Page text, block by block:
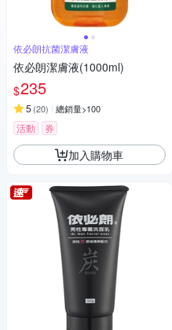
依必朗抗菌潔膚液
依必朗潔膚液(1000ml)
$235
5 (20) 總銷量>100
活動 券
加入購物車